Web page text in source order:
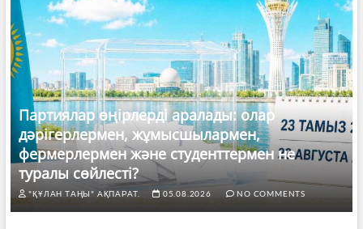
Партиялар өңірлерді аралады: олар
дәрігерлермен, жұмысшылармен,
фермерлермен және студенттермен не
туралы сөйлесті?
"ҚҰЛАН ТАҢЫ" АҚПАРАТ. 05.08.2026 NO COMMENTS